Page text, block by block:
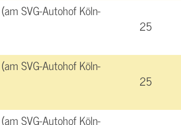
SVG-Autohof Köln-
25
SVG-Autohof Köln-
25
SVG-Autohof Köln-